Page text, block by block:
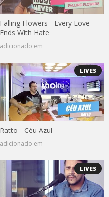
Falling Flowers - Every Love
Ends With Hate
adicionado em
LIVES
Ratto - Céu Azul
adicionado em
LIVES